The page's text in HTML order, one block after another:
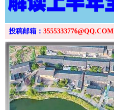
投稿邮箱： 3555333776@QQ.COM